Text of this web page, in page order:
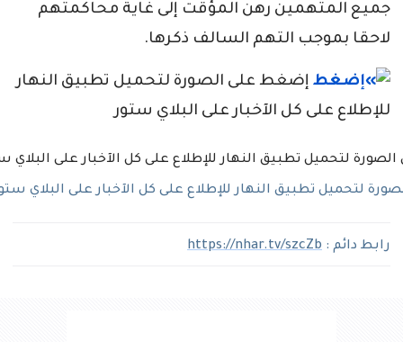
جميع المتهمين رهن المؤقت إلى غاية محاكمتهم
لاحقا بموجب التهم السالف ذكرها.
إضغط على الصورة لتحميل تطبيق النهار
للإطلاع على كل الآخبار على البلاي ستور
لتحميل تطبيق النهار للإطلاع على كل الآخبار على البلاي
رابط دائم : https://nhar.tv/szcZb